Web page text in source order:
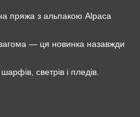
пряжа з альпакою Alpaca
— ця новинка назавжди
светрів і пледів.